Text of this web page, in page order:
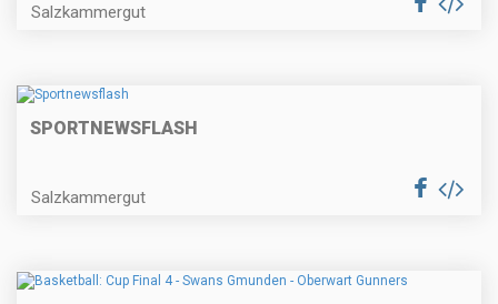
Salzkammergut
SPORTNEWSFLASH
Salzkammergut